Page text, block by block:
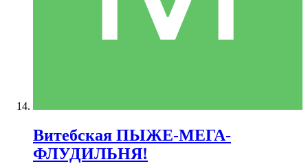
Витебская ПЫЖЕ-МЕГА-
ФЛУДИЛЬНЯ!